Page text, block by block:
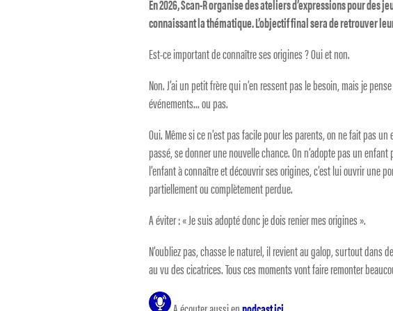
En 2026, Scan-R organise des ateliers d’expressions pour des
connaissant la thématique. L’objectif final sera de retrouver
Est-ce important de connaître ses origines ? Oui et non.
Non. J’ai un petit frère qui n’en ressent pas le besoin, mais je
événements… ou pas.
Oui. Même si ce n’est pas facile pour les parents, on ne fait pas
passé, se donner une nouvelle chance. On n’adopte pas un
l’enfant à connaître et découvrir ses origines, c’est lui ouvrir une
partiellement ou complètement perdue.
A éviter : « Je suis adopté donc je dois renier mes origines ».
N’oubliez pas, chasse le naturel, il revient au galop, surtout dans
au vu des cicatrices. Tous ces moments vont faire remonter